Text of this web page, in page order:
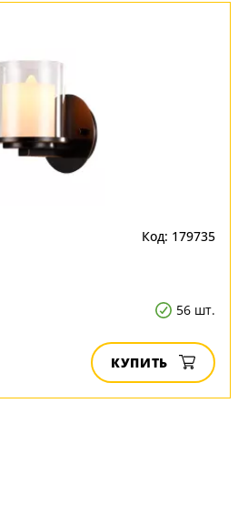
Код: 179735
56 шт.
КУПИТЬ